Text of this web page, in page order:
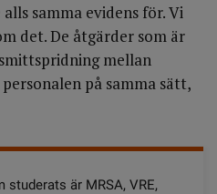
samma evidens för. Vi
det. De åtgärder som är
mellan
på samma sätt,
är MRSA, VRE,